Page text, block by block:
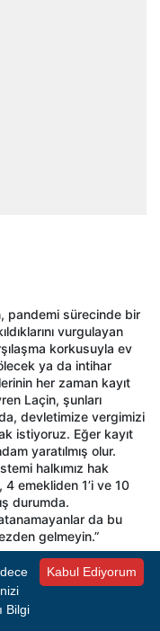
pandemi sürecinde bir
vurgulayan
korkusuyla ev
ya da intihar
her zaman kayıt
Laçin, şunları
devletimize vergimizi
istiyoruz. Eğer kayıt
yaratılmış olur.
halkımız hak
emekliden 1’i ve 10
durumda.
da bu
gelmeyin.”
Kabul Ediyorum
Bilgi